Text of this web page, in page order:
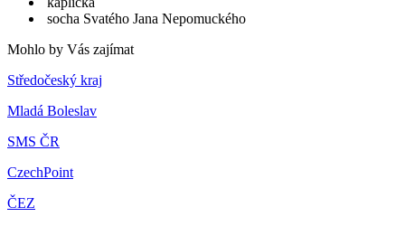
socha Svatého Jana Nepomuckého
Mohlo by Vás zajímat
Středočeský kraj
Mladá Boleslav
SMS ČR
CzechPoint
ČEZ